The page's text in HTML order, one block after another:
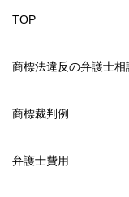
TOP
商標法違反の弁護士相
商標裁判例
弁護士費用